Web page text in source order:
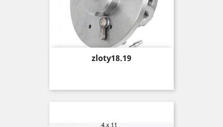
Price
zloty18.19